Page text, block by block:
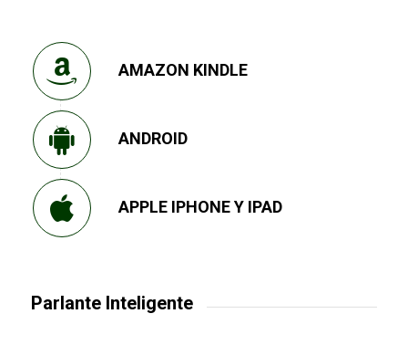
AMAZON KINDLE
ANDROID
APPLE IPHONE Y IPAD
Parlante Inteligente